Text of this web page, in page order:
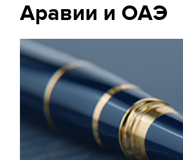
Аравии и ОАЭ